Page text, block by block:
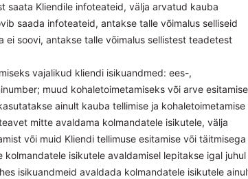
saata Kliendile infoteateid, välja arvatud kauba
saada infoteateid, antakse talle võimalus selliseid
ei soovi, antakse talle võimalus sellistest teadetest
vajalikud kliendi isikuandmed: ees-,
muud kohaletoimetamiseks või arve
ainult kauba tellimise ja kohaletoimetamise
mitte avaldama kolmandatele isikutele, välja
või muid Kliendi tellimuse esitamise või täitmisega
isikutele avaldamisel lepitakse igal juhul
isikuandmeid avaldada kolmandatele isikutele